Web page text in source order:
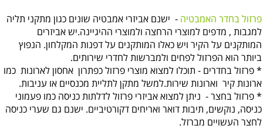
פרזול בחדר האמבטיה - ישנם אביזרי אמבטיה שונים כגון מתקני תליה
למגבות , מדפים למוצרי הרחצה ולמוצרי ההיגיינה.יש אביזרים
המותקנים על הקיר ויש כאלו המותקנים על דפנות המקלחון. הנפוץ
ביותר הוא הפרזול לפחים ולמברשות לחדרי שירותים.
* פרזול בחדרים - תוכלו למצוא מוצרי פרזול כפתרון אחסון לארונות כמו
ארונות קיר וארונות שירות.למשל מתקן לתליית מכנסיים או עניבות.
* פרזול בחצר - ניתן למצוא אביזרי פרזול לדלתות כניסה כמו פעמוני
כניסה, נוקשים, תיבות דואר ואריחים דקורטיביים. ישנם גם שערי כניסה
לחצר העשויים מברזל.